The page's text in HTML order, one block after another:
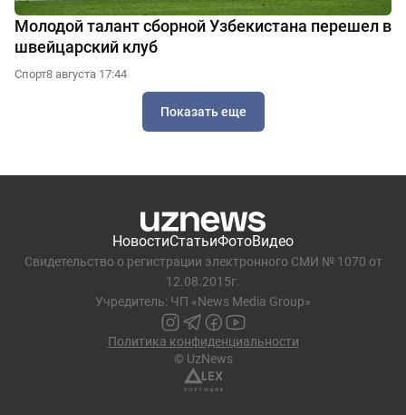
Молодой талант сборной Узбекистана перешел в
швейцарский клуб
Спорт8 августа 17:44
Показать еще
НовостиСтатьиФотоВидео
Свидетельство о регистрации электронного СМИ № 1070 от
12.08.2015г.
Учредитель: ЧП «News Media Group»
Политика конфиденциальности
© UzNews